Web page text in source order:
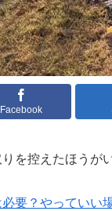
Facebook
を控えたほうが
要？やっていい